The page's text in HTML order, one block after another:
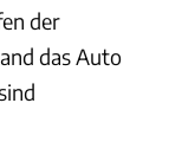
der
das Auto